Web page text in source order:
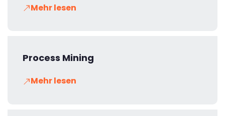
Mehr lesen
Process Mining
Mehr lesen